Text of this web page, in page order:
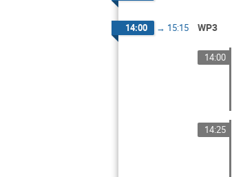
14:00 → 15:15 WP3
14:00
14:25